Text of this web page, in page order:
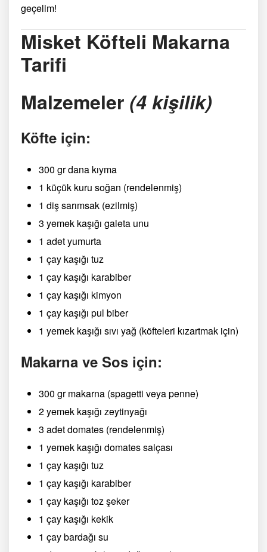
geçelim!
Misket Köfteli Makarna
Tarifi
Malzemeler (4 kişilik)
Köfte için:
300 gr dana kıyma
1 küçük kuru soğan (rendelenmiş)
1 diş sarımsak (ezilmiş)
3 yemek kaşığı galeta unu
1 adet yumurta
1 çay kaşığı tuz
1 çay kaşığı karabiber
1 çay kaşığı kimyon
1 çay kaşığı pul biber
1 yemek kaşığı sıvı yağ (köfteleri kızartmak için)
Makarna ve Sos için:
300 gr makarna (spagetti veya penne)
2 yemek kaşığı zeytinyağı
3 adet domates (rendelenmiş)
1 yemek kaşığı domates salçası
1 çay kaşığı tuz
1 çay kaşığı karabiber
1 çay kaşığı toz şeker
1 çay kaşığı kekik
1 çay bardağı su